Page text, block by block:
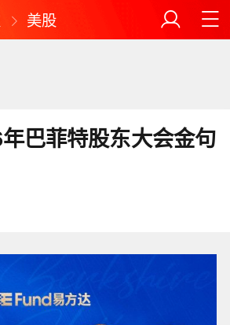
美股
巴菲特股东大会金句